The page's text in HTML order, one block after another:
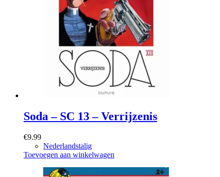
Soda – SC 13 – Verrijzenis
€9.99
Nederlandstalig
Toevoegen aan winkelwagen